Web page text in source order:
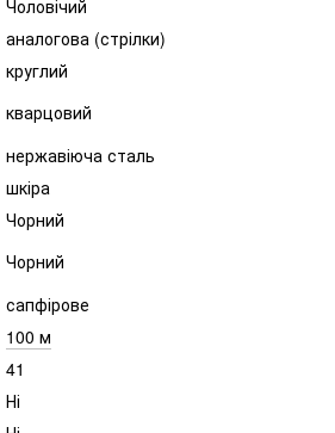
Чоловічий
аналогова (стрілки)
круглий
кварцовий
нержавіюча сталь
шкіра
Чорний
Чорний
сапфірове
100 м
41
Ні